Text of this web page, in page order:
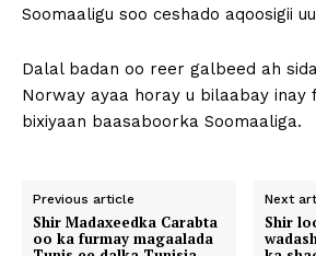
Soomaaligu soo ceshado aqoosigii
Dalal badan oo reer galbeed ah
Norway ayaa horay u bilaabay inay
bixiyaan baasaboorka Soomaaliga.
Previous article
Shir Madaxeedka Carabta
oo ka furmay magaalada
Next
Shir